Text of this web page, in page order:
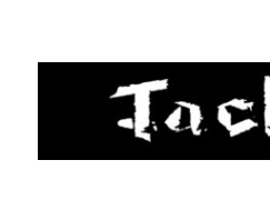
Tackle